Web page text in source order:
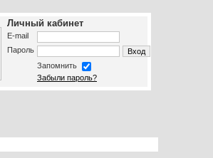
Личный кабинет
E-mail
Пароль
Запомнить
Забыли пароль?